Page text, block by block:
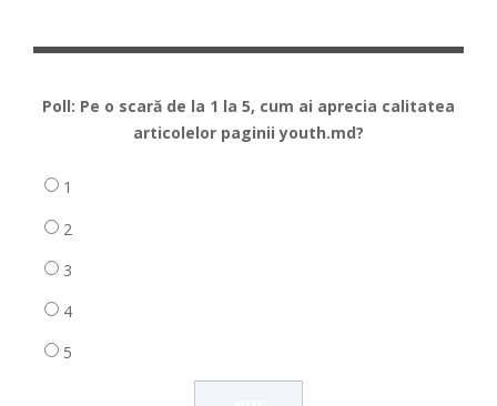
Poll: Pe o scară de la 1 la 5, cum ai aprecia calitatea
articolelor paginii youth.md?
1
2
3
4
5